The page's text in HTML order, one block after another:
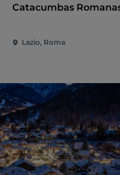
Catacumbas
Lazio, Roma